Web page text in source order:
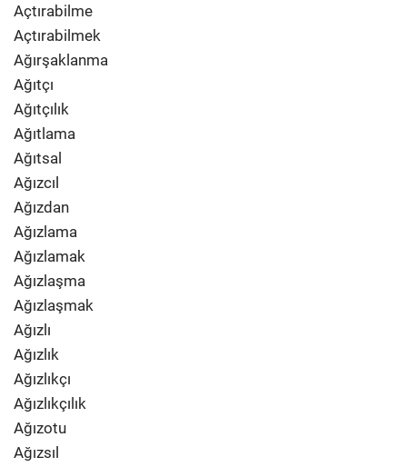
Açtırabilme
Açtırabilmek
Ağırşaklanma
Ağıtçı
Ağıtçılık
Ağıtlama
Ağıtsal
Ağızcıl
Ağızdan
Ağızlama
Ağızlamak
Ağızlaşma
Ağızlaşmak
Ağızlı
Ağızlık
Ağızlıkçı
Ağızlıkçılık
Ağızotu
Ağızsıl